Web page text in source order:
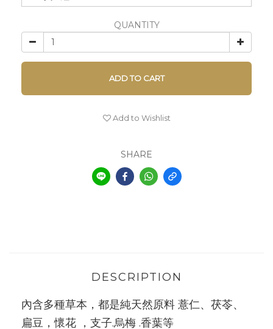
QUANTITY
ADD TO CART
Add to Wishlist
SHARE
DESCRIPTION
內含多種草本，都是純天然原料 薏仁、茯苓、
扁豆，懷花 ，支子.烏梅 .香葉等